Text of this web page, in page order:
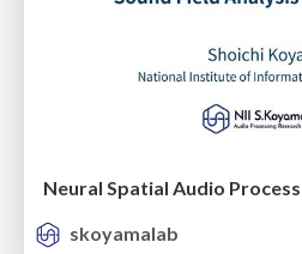
skoyamalab